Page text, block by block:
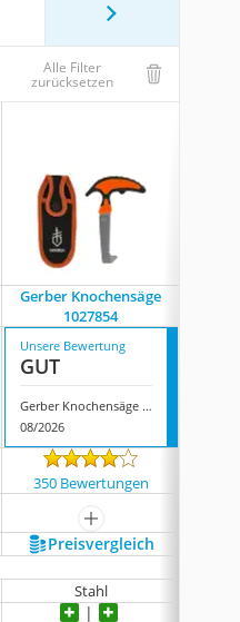
Alle Filter
zurücksetzen
Gerber Knochensäge
1027854
Unsere Bewertung
GUT
Gerber Knochensäge 1027854
08/2026
350 Bewertungen
mehr anzeigen
Preis­vergleich
Stahl